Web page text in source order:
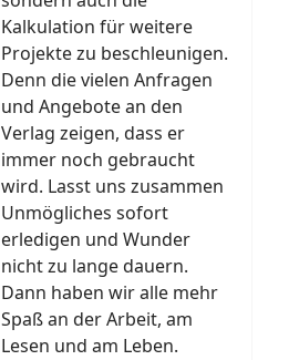
Kalkulation für weitere
Projekte zu beschleunigen.
Denn die vielen Anfragen
und Angebote an den
Verlag zeigen, dass er
immer noch gebraucht
wird. Lasst uns zusammen
Unmögliches sofort
erledigen und Wunder
nicht zu lange dauern.
Dann haben wir alle mehr
Spaß an der Arbeit, am
Lesen und am Leben.